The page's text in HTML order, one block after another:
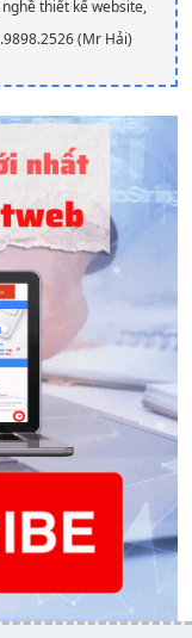
thiết kế website,
(Mr Hải)